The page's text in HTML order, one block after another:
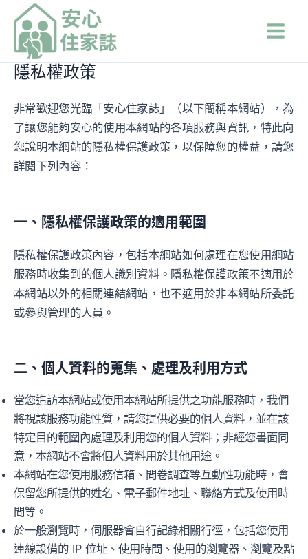
要
Menu
隱私權政策
非常歡迎您光臨「安心住家誌」（以下簡稱本網站），為
了讓您能夠安心的使用本網站的各項服務與資訊，特此向
您說明本網站的隱私權保護政策，以保障您的權益，請您
詳閱下列內容：
一、隱私權保護政策的適用範圍
隱私權保護政策內容，包括本網站如何處理在您使用網站
服務時收集到的個人識別資料。隱私權保護政策不適用於
本網站以外的相關連結網站，也不適用於非本網站所委託
或參與管理的人員。
二、個人資料的蒐集、處理及利用方式
當您造訪本網站或使用本網站所提供之功能服務時，我們
將視該服務功能性質，請您提供必要的個人資料，並在該
特定目的範圍內處理及利用您的個人資料；非經您書面同
意，本網站不會將個人資料用於其他用途。
本網站在您使用服務信箱、問卷調查等互動性功能時，會
保留您所提供的姓名、電子郵件地址、聯絡方式及使用時
間等。
於一般瀏覽時，伺服器會自行記錄相關行徑，包括您使用
連線設備的 IP 位址、使用時間、使用的瀏覽器、瀏覽及點